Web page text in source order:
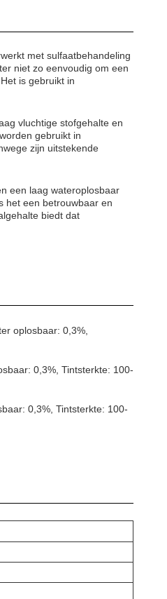
met sulfaatbehandeling
niet zo eenvoudig om een
is gebruikt in
vluchtige stofgehalte en
gebruikt in
zijn uitstekende
een laag wateroplosbaar
het een betrouwbaar en
biedt dat
oplosbaar: 0,3%,
0,3%, Tintsterkte: 100-
0,3%, Tintsterkte: 100-